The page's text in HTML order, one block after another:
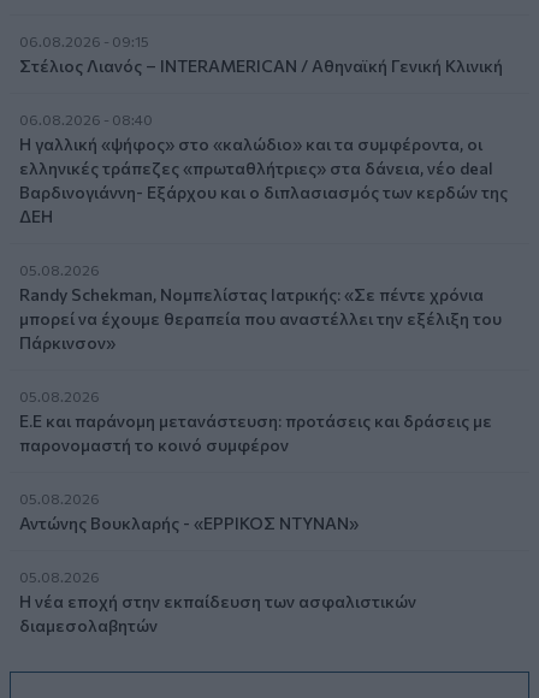
06.08.2026 - 09:15
Στέλιος Λιανός – INTERAMERICAN / Αθηναϊκή Γενική Κλινική
06.08.2026 - 08:40
Η γαλλική «ψήφος» στο «καλώδιο» και τα συμφέροντα, οι
ελληνικές τράπεζες «πρωταθλήτριες» στα δάνεια, νέο deal
Βαρδινογιάννη- Εξάρχου και ο διπλασιασμός των κερδών της
ΔΕΗ
05.08.2026
Randy Schekman, Νομπελίστας Ιατρικής: «Σε πέντε χρόνια
μπορεί να έχουμε θεραπεία που αναστέλλει την εξέλιξη του
Πάρκινσον»
05.08.2026
Ε.Ε και παράνομη μετανάστευση: προτάσεις και δράσεις με
παρονομαστή το κοινό συμφέρον
05.08.2026
Αντώνης Βουκλαρής - «ΕΡΡΙΚΟΣ ΝΤΥΝΑΝ»
05.08.2026
Η νέα εποχή στην εκπαίδευση των ασφαλιστικών
διαμεσολαβητών